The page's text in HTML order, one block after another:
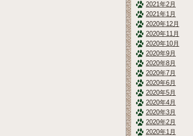
2021年2月
2021年1月
2020年12月
2020年11月
2020年10月
2020年9月
2020年8月
2020年7月
2020年6月
2020年5月
2020年4月
2020年3月
2020年2月
2020年1月